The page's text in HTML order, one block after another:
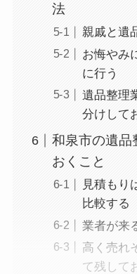
法
親戚と遺
お悔やみ
に行う
遺品整理
分けして
和泉市の遺品
おくこと
見積もり
比較する
業者が来
高く売れ
て残して